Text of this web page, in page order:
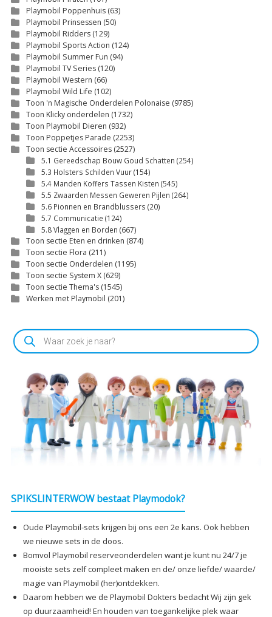
Playmobil Poppenhuis (63)
Playmobil Prinsessen (50)
Playmobil Ridders (129)
Playmobil Sports Action (124)
Playmobil Summer Fun (94)
Playmobil TV Series (120)
Playmobil Western (66)
Playmobil Wild Life (102)
Toon 'n Magische Onderdelen Polonaise (9785)
Toon Klicky onderdelen (1732)
Toon Playmobil Dieren (932)
Toon Poppetjes Parade (2253)
Toon sectie Accessoires (2527)
5.1 Gereedschap Bouw Goud Schatten (254)
5.3 Holsters Schilden Vuur(154)
5.4 Manden Koffers Tassen Kisten (545)
5.5 Zwaarden Messen Geweren Pijlen (264)
5.6 Pionnen en Brandblussers (20)
5.7 Communicatie (124)
5.8 Vlaggen en Borden (667)
Toon sectie Eten en drinken (874)
Toon sectie Flora (211)
Toon sectie Onderdelen (1195)
Toon sectie System X (629)
Toon sectie Thema's (1545)
Werken met Playmobil (201)
Producten
zoeken
SPIKSLINTERWOW bestaat Playmodok?
Oude Playmobil-sets krijgen bij ons een 2e kans. Ook hebben
we nieuwe sets in de doos.
Bomvol Playmobil reserveonderdelen want je kunt nu 24/7 je
mooiste sets zelf compleet maken en de/ onze liefde/ waarde/
magie van Playmobil (her)ontdekken.
Daarom hebben we de Playmobil Dokters bedacht Wij zijn gek
op duurzaamheid! En houden van toegankelijke plek waar